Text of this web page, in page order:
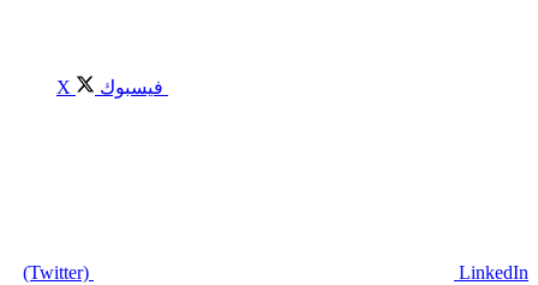
فيسبوك X
(Twitter) LinkedIn